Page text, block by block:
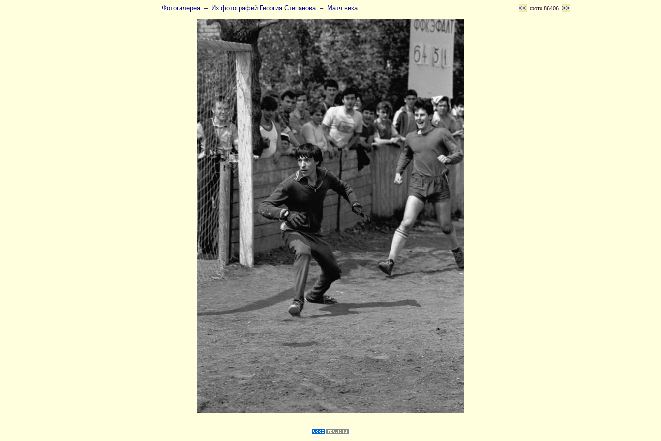
Фотогалерея– Из фотографий Георгия Степанова– Матч века << фото 86406 >>